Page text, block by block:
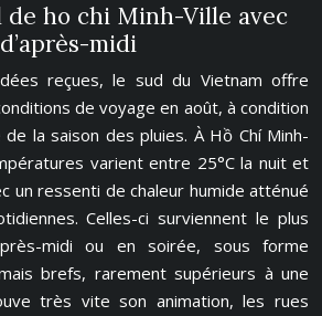
ho chi Minh-Ville avec
midi
reçues, le sud du Vietnam offre
de voyage en août, à condition
de la saison des pluies. À Hồ Chí Minh-
varient entre 25°C la nuit et
un ressenti de chaleur humide atténué
Celles-ci surviennent le plus
midi ou en soirée, sous forme
brefs, rarement supérieurs à une
très vite son animation, les rues